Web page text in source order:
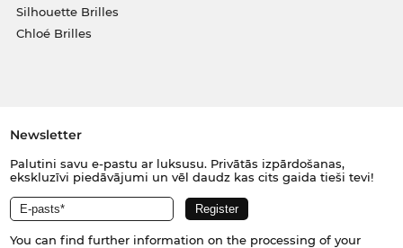
Silhouette Brilles
Chloé Brilles
Newsletter
Palutini savu e-pastu ar luksusu. Privātās izpārdošanas,
ekskluzīvi piedāvājumi un vēl daudz kas cits gaida tieši tevi!
You can find further information on the processing of your